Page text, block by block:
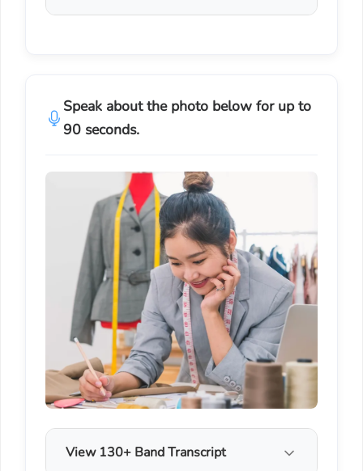
Speak about the photo below for up to
90 seconds.
View 130+ Band Transcript